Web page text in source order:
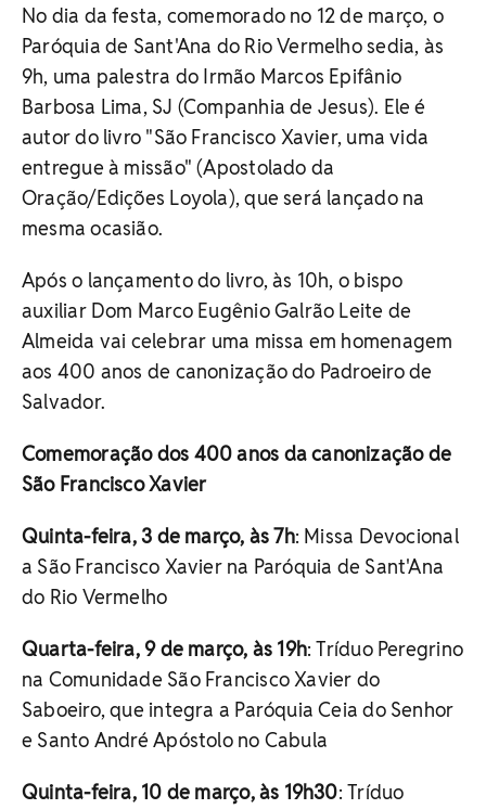
No dia da festa, comemorado no 12 de março, o
Paróquia de Sant'Ana do Rio Vermelho sedia, às
9h, uma palestra do Irmão Marcos Epifânio
Barbosa Lima, SJ (Companhia de Jesus). Ele é
autor do livro "São Francisco Xavier, uma vida
entregue à missão" (Apostolado da
Oração/Edições Loyola), que será lançado na
mesma ocasião.
Após o lançamento do livro, às 10h, o bispo
auxiliar Dom Marco Eugênio Galrão Leite de
Almeida vai celebrar uma missa em homenagem
aos 400 anos de canonização do Padroeiro de
Salvador.
Comemoração dos 400 anos da canonização de
São Francisco Xavier
Quinta-feira, 3 de março, às 7h: Missa Devocional
a São Francisco Xavier na Paróquia de Sant'Ana
do Rio Vermelho
Quarta-feira, 9 de março, às 19h: Tríduo Peregrino
na Comunidade São Francisco Xavier do
Saboeiro, que integra a Paróquia Ceia do Senhor
e Santo André Apóstolo no Cabula
Quinta-feira, 10 de março, às 19h30: Tríduo